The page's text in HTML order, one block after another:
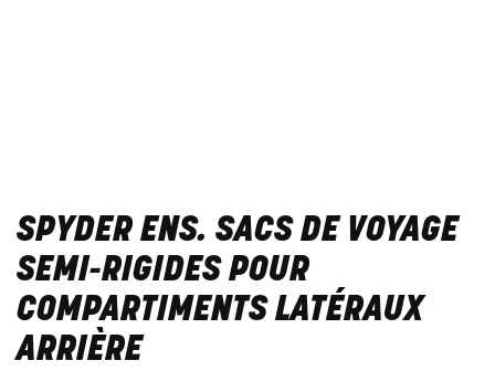
SPYDER ENS. SACS DE VOYAGE
SEMI-RIGIDES POUR
COMPARTIMENTS LATÉRAUX
ARRIÈRE